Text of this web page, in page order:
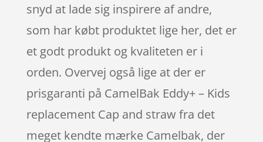
snyd at lade sig inspirere af andre,
som har købt produktet lige her, det er
et godt produkt og kvaliteten er i
orden. Overvej også lige at der er
prisgaranti på CamelBak Eddy+ – Kids
replacement Cap and straw fra det
meget kendte mærke Camelbak, der